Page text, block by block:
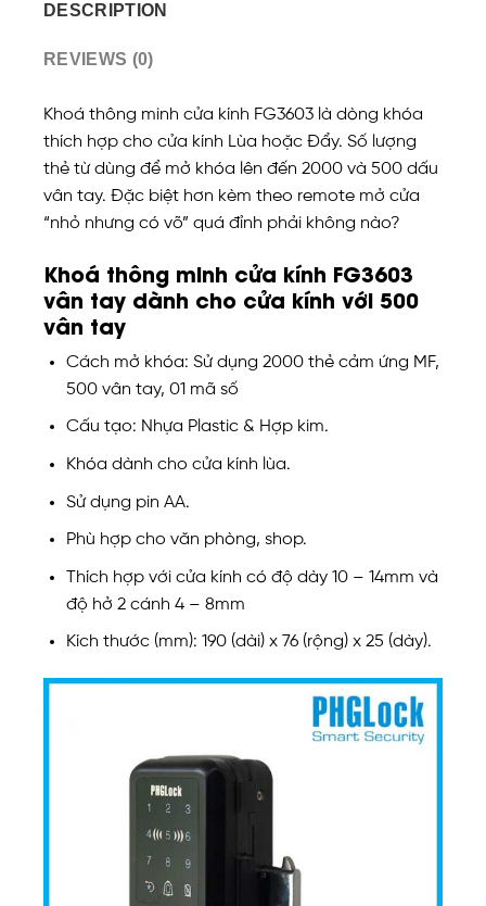
DESCRIPTION
REVIEWS (0)
Khoá thông minh cửa kính FG3603 là dòng khóa
thích hợp cho cửa kính Lùa hoặc Đẩy. Số lượng
thẻ từ dùng để mở khóa lên đến 2000 và 500 dấu
vân tay. Đặc biệt hơn kèm theo remote mở cửa
“nhỏ nhưng có võ” quá đỉnh phải không nào?
Khoá thông minh cửa kính FG3603
vân tay dành cho cửa kính với 500
vân tay
Cách mở khóa: Sử dụng 2000 thẻ cảm ứng MF,
500 vân tay, 01 mã số
Cấu tạo: Nhựa Plastic & Hợp kim.
Khóa dành cho cửa kính lùa.
Sử dụng pin AA.
Phù hợp cho văn phòng, shop.
Thích hợp với cửa kính có độ dày 10 – 14mm và
độ hở 2 cánh 4 – 8mm
Kích thước (mm): 190 (dài) x 76 (rộng) x 25 (dày).